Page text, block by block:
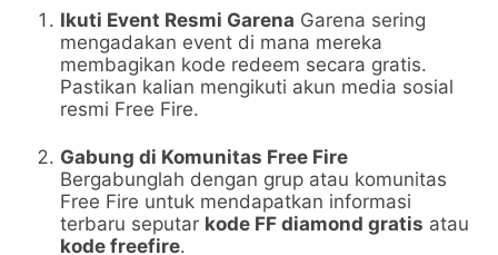
Ikuti Event Resmi Garena Garena sering
mengadakan event di mana mereka
membagikan kode redeem secara gratis.
Pastikan kalian mengikuti akun media sosial
resmi Free Fire.
Gabung di Komunitas Free Fire
Bergabunglah dengan grup atau komunitas
Free Fire untuk mendapatkan informasi
terbaru seputar kode FF diamond gratis atau
kode freefire.